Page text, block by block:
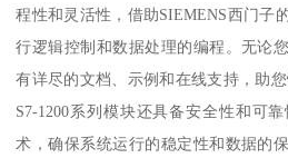
程性和灵活性，借助SIEMENS西门子
行逻辑控制和数据处理的编程。无论
有详尽的文档、示例和在线支持，助
S7-1200系列模块还具备安全性和可
术，确保系统运行的稳定性和数据的